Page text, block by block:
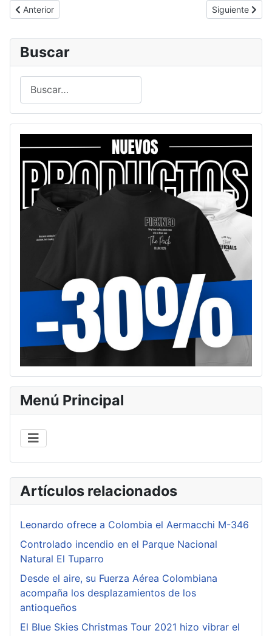
Artículo anterior: Alféreces se graduaron como pilotos militares
Anterior Artículo
Siguiente
Buscar
Menú Principal
Artículos relacionados
Leonardo ofrece a Colombia el Aermacchi M-346
Controlado incendio en el Parque Nacional
Natural El Tuparro
Desde el aire, su Fuerza Aérea Colombiana
acompaña los desplazamientos de los
antioqueños
El Blue Skies Christmas Tour 2021 hizo vibrar el